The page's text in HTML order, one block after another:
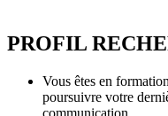
PROFIL
Vous êtes en
poursuivre votre
communication.